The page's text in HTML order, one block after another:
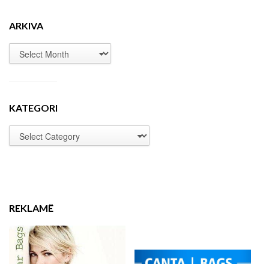
ARKIVA
KATEGORI
REKLAMË